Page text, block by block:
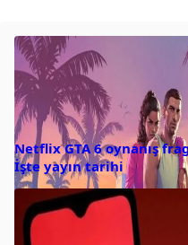
Netflix GTA 6 oynanış
İşte yayın tarihi